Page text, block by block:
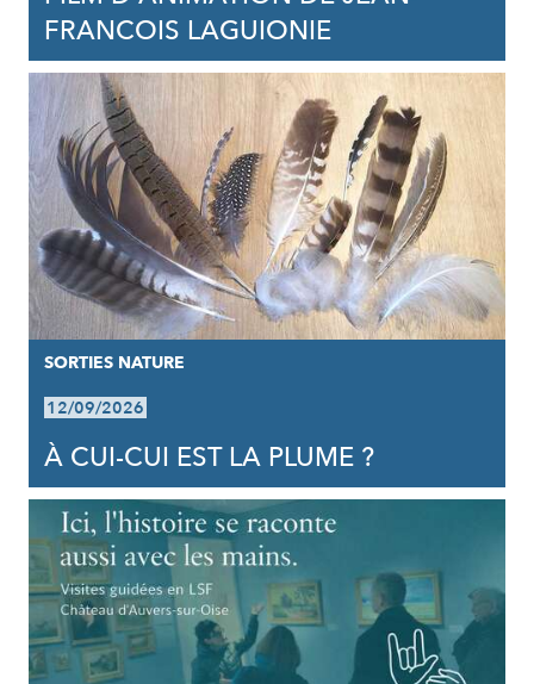
FRANCOIS LAGUIONIE
SORTIES NATURE
12/09/2026
À CUI-CUI EST LA PLUME ?